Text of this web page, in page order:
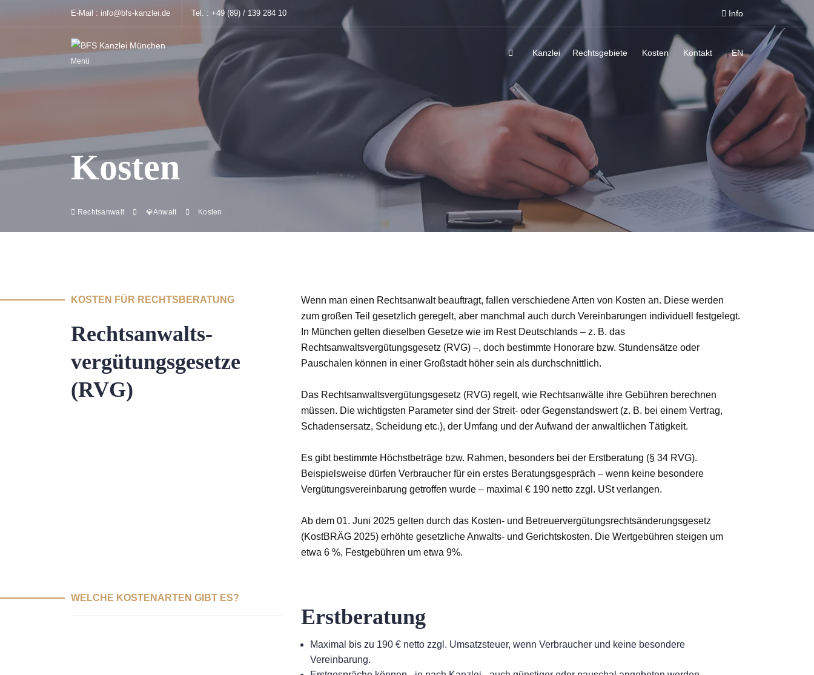
E-Mail : info@bfs-kanzlei.de Tel. : +49 (89) / 139 284 10 Info
Menü
Kanzlei Rechtsgebiete Kosten Kontakt | EN
Kosten
Rechtsanwalt 💎Anwalt Kosten
KOSTEN FÜR RECHTSBERATUNG
Rechtsanwalts-
vergütungsgesetze
(RVG)
Wenn man einen Rechtsanwalt beauftragt, fallen verschiedene Arten von Kosten an. Diese werden
zum großen Teil gesetzlich geregelt, aber manchmal auch durch Vereinbarungen individuell festgelegt.
In München gelten dieselben Gesetze wie im Rest Deutschlands – z. B. das
Rechtsanwaltsvergütungsgesetz (RVG) –, doch bestimmte Honorare bzw. Stundensätze oder
Pauschalen können in einer Großstadt höher sein als durchschnittlich.
Das Rechtsanwaltsvergütungsgesetz (RVG) regelt, wie Rechtsanwälte ihre Gebühren berechnen
müssen. Die wichtigsten Parameter sind der Streit- oder Gegenstandswert (z. B. bei einem Vertrag,
Schadensersatz, Scheidung etc.), der Umfang und der Aufwand der anwaltlichen Tätigkeit.
Es gibt bestimmte Höchstbeträge bzw. Rahmen, besonders bei der Erstberatung (§ 34 RVG).
Beispielsweise dürfen Verbraucher für ein erstes Beratungsgespräch – wenn keine besondere
Vergütungsvereinbarung getroffen wurde – maximal € 190 netto zzgl. USt verlangen.
Ab dem 01. Juni 2025 gelten durch das Kosten- und Betreuervergütungsrechtsänderungsgesetz
(KostBRÄG 2025) erhöhte gesetzliche Anwalts- und Gerichtskosten. Die Wertgebühren steigen um
etwa 6 %, Festgebühren um etwa 9%.
WELCHE KOSTENARTEN GIBT ES?
Erstberatung
Maximal bis zu 190 € netto zzgl. Umsatzsteuer, wenn Verbraucher und keine besondere
Vereinbarung.